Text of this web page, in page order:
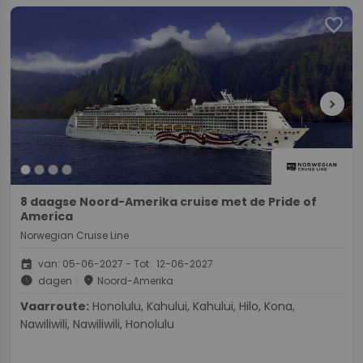
favorite
chevron_right
8 daagse Noord-Amerika cruise met de Pride of
America
Norwegian Cruise Line
event van: 05-06-2027 - Tot: 12-06-2027
schedule dagen place Noord-Amerika
Vaarroute:
Nawiliwili, Nawiliwili, Honolulu